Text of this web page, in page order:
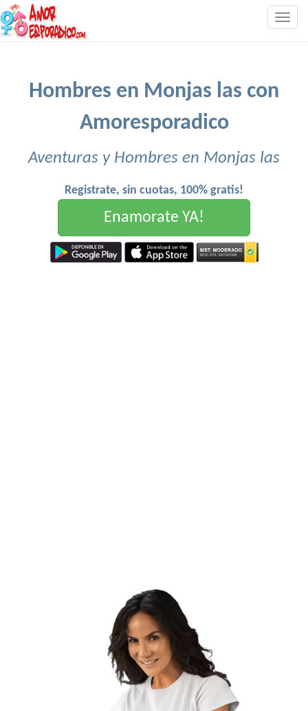
Hombres en Monjas las con
Amoresporadico
Aventuras y Hombres en Monjas las
Registrate, sin cuotas, 100% gratis!
Enamorate YA!